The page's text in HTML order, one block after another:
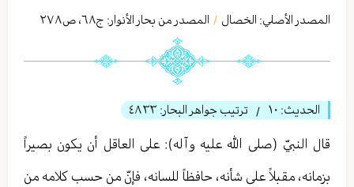
المصدر الأصلي: الخصال / المصدر من بحار الأنوار: ج٦٨، ص٢٧٨
الحديث: ١۰ / ترتيب جواهر البحار: ٤٨٣٣
قال النبيّ (صلى الله عليه وآله): على العاقل أن يكون بصيراً
بزمانه، مقبلاً على شأنه، حافظاً للسانه، فإنّ من حسب كلامه من